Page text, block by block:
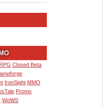
Closed Beta
IronSight MMO
Promo
WoWS